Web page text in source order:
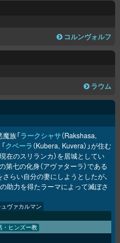
コルンヴォルフ
ラウム
族「ラークシャサ（Rakshasa,
クベーラ （Kubera, Kuvera）」が住む
在のスリランカ）を居城としてい
の第七の化身（アヴァターラ）である
らい自分の妻にしようとしたが、
の助力を得たラーマによって滅ぼさ
ヴァカルマン
・ヒンズー教